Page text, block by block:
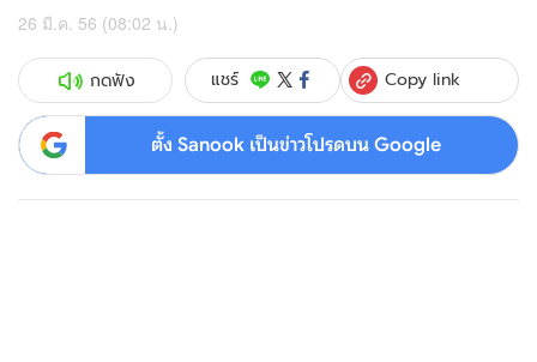
26 มี.ค. 56 (08:02 น.)
กดฟัง แชร์ Copy link
ตั้ง Sanook เป็นข่าวโปรดบน Google